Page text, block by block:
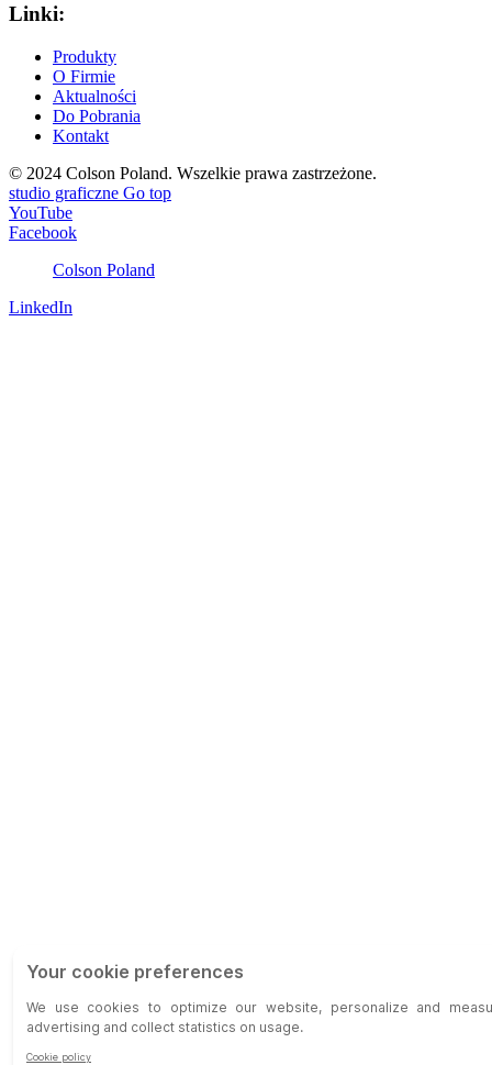
Linki:
Produkty
O Firmie
Aktualności
Do Pobrania
Kontakt
© 2024 Colson Poland. Wszelkie prawa zastrzeżone.
studio graficzne Go top
YouTube
Facebook
Colson Poland
LinkedIn